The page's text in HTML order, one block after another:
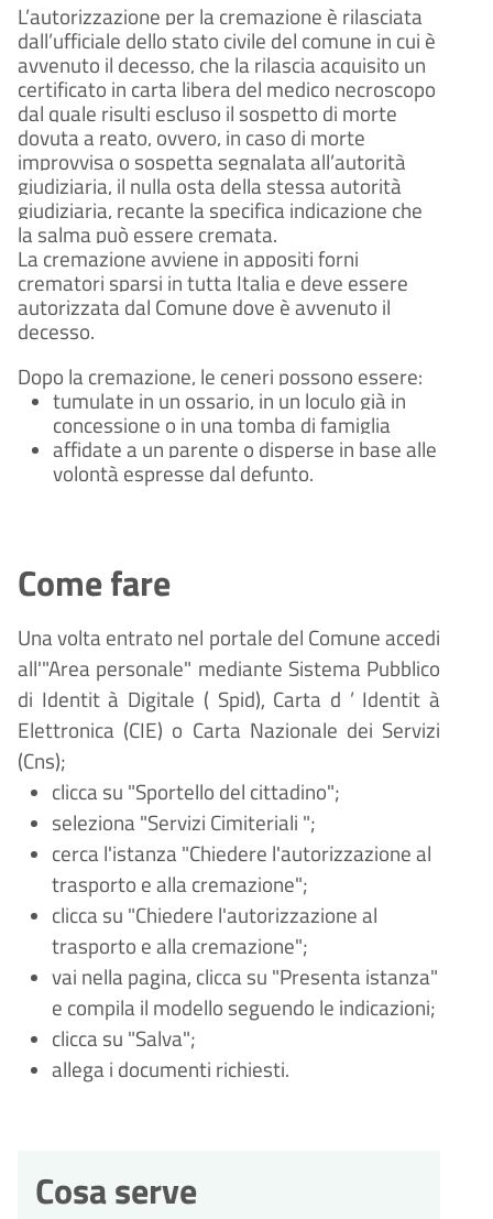
L’autorizzazione per la cremazione è rilasciata
dall’ufficiale dello stato civile del comune in cui è
avvenuto il decesso, che la rilascia acquisito un
certificato in carta libera del medico necroscopo
dal quale risulti escluso il sospetto di morte
dovuta a reato, ovvero, in caso di morte
improvvisa o sospetta segnalata all’autorità
giudiziaria, il nulla osta della stessa autorità
giudiziaria, recante la specifica indicazione che
la salma può essere cremata.
La cremazione avviene in appositi forni
crematori sparsi in tutta Italia e deve essere
autorizzata dal Comune dove è avvenuto il
decesso.
Dopo la cremazione, le ceneri possono essere:
tumulate in un ossario, in un loculo già in
concessione o in una tomba di famiglia
affidate a un parente o disperse in base alle
volontà espresse dal defunto.
Come fare
Una volta entrato nel portale del Comune accedi
all'"Area personale" mediante Sistema Pubblico
di Identit à Digitale ( Spid), Carta d ’ Identit à
Elettronica (CIE) o Carta Nazionale dei Servizi
(Cns);
clicca su "Sportello del cittadino";
seleziona "Servizi Cimiteriali ";
cerca l'istanza "Chiedere l'autorizzazione al
trasporto e alla cremazione";
clicca su "Chiedere l'autorizzazione al
trasporto e alla cremazione";
vai nella pagina, clicca su "Presenta istanza"
e compila il modello seguendo le indicazioni;
clicca su "Salva";
allega i documenti richiesti.
Cosa serve